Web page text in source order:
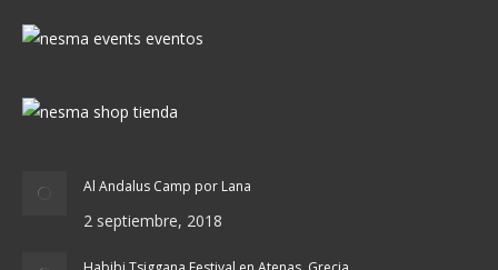
Al Andalus Camp por Lana
2 septiembre, 2018